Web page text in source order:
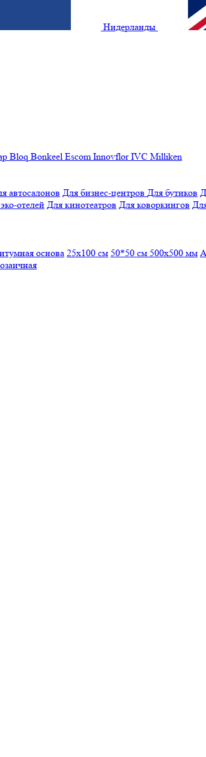
Нидерланды
Bloq Bonkeel Escom Innovflor IVC Milliken
автосалонов Для бизнес-центров Для бутиков
отелей Для кинотеатров Для коворкингов
основа 25x100 см 50*50 см 500х500 мм